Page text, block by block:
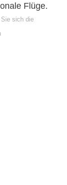
Flüge.
Sie sich die